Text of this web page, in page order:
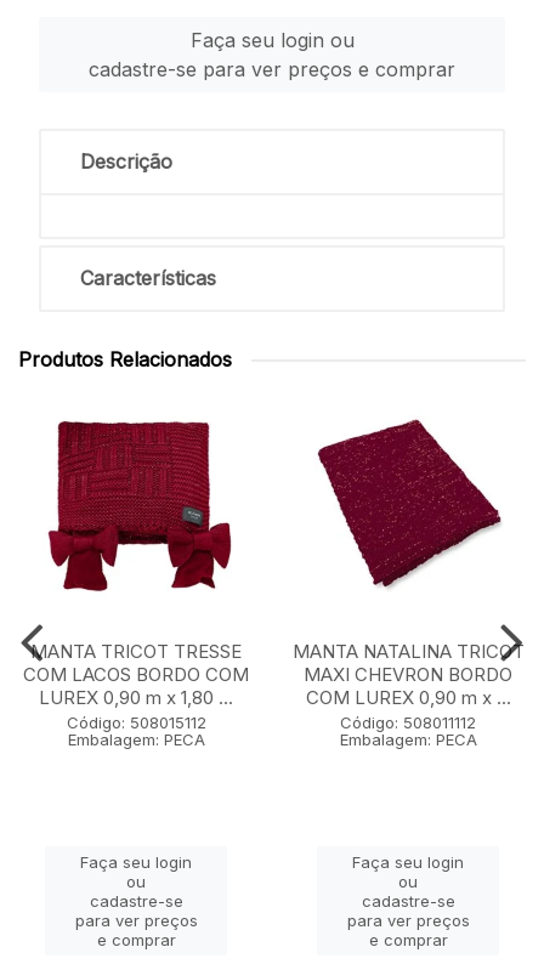
Faça seu login ou
cadastre-se para ver preços e comprar
Descrição
Características
Produtos Relacionados
MANTA TRICOT TRESSE
COM LACOS BORDO COM
LUREX 0,90 m x 1,80 ...
Código: 508015112
Embalagem: PECA
Faça seu login
ou
cadastre-se
para ver preços
e comprar
MANTA NATALINA TRICOT
MAXI CHEVRON BORDO
COM LUREX 0,90 m x ...
Código: 508011112
Embalagem: PECA
Faça seu login
ou
cadastre-se
para ver preços
e comprar